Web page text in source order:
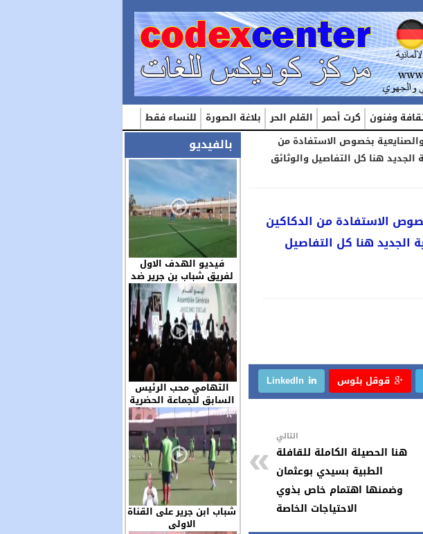
وفنون كرت أحمر القلم الحر بلاغة الصورة للنساء فقط
بالفيديو
فيديو الهدف الاول
لفريق شباب بن جرير ضد
مولودية العيون بكاميرا
الزميل عز الدين …
التهامي محب الرئيس
السابق للجماعة الحضرية
ابن جرير حاضر في الجمع
العام للجمعية المغربية
لرؤساء الجماعات الترابية
شباب ابن جرير على القناة
الاولى
بخصوص الاستفادة من
الجديد هنا كل التفاصيل والوثائق
الاستفادة من الدكاكين
الجديد هنا كل التفاصيل
قوقل بلوس LinkedIn
التالي
هنا الحصيلة الكاملة للقافلة
الطبية بسيدي بوعثمان
وضمنها اهتمام خاص بذوي
الاحتياجات الخاصة